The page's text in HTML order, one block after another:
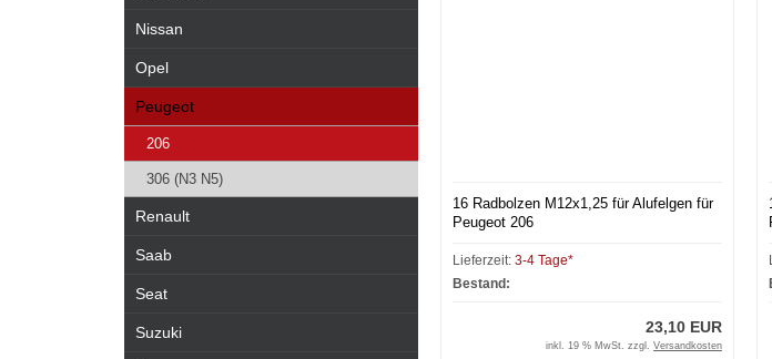
16 Radbolzen M12x1,25 für Alufelgen für
Peugeot 206
Lieferzeit: 3-4 Tage*
Bestand:
23,10 EUR
inkl. 19 % MwSt. zzgl. Versandkosten
Nissan
Opel
Peugeot
206
306 (N3 N5)
Renault
Saab
Seat
Suzuki